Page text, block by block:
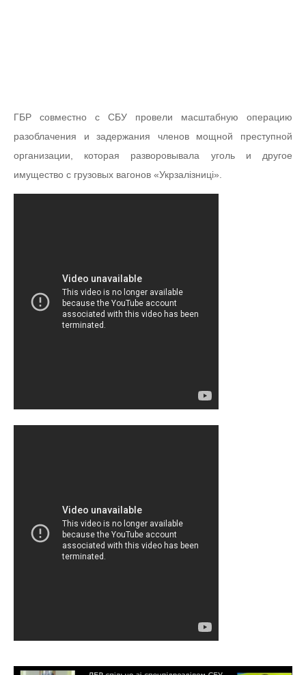
ГБР совместно с СБУ провели масштабную операцию
разоблачения и задержания членов мощной преступной
организации, которая разворовывала уголь и другое
имущество с грузовых вагонов «Укрзалізниці».